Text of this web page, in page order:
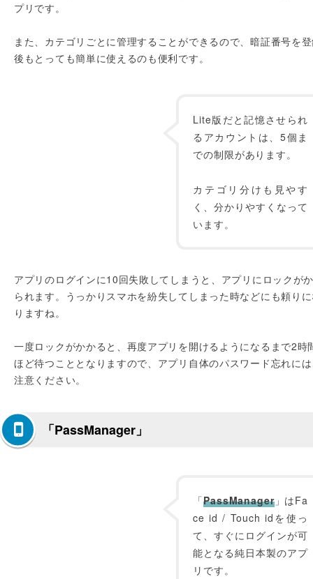
プリです。
また、カテゴリごとに管理することができるので、暗証番号を
後もとっても簡単に使えるのも便利です。
Lite版だと記憶させられ
るアカウントは、5個ま
での制限があります。
カテゴリ分けも見やす
く、分かりやすくなって
います。
アプリのログインに10回失敗してしまうと、アプリにロックが
られます。うっかりスマホを紛失してしまった時などにも頼り
りますね。
一度ロックがかかると、再度アプリを開けるようになるまで2時
ほど待つこととなりますので、アプリ自体のパスワード忘れに
注意ください。
「PassManager」
「PassManager」はFa
ce id / Touch idを使っ
て、すぐにログインが可
能となる純日本製のアプ
リです。